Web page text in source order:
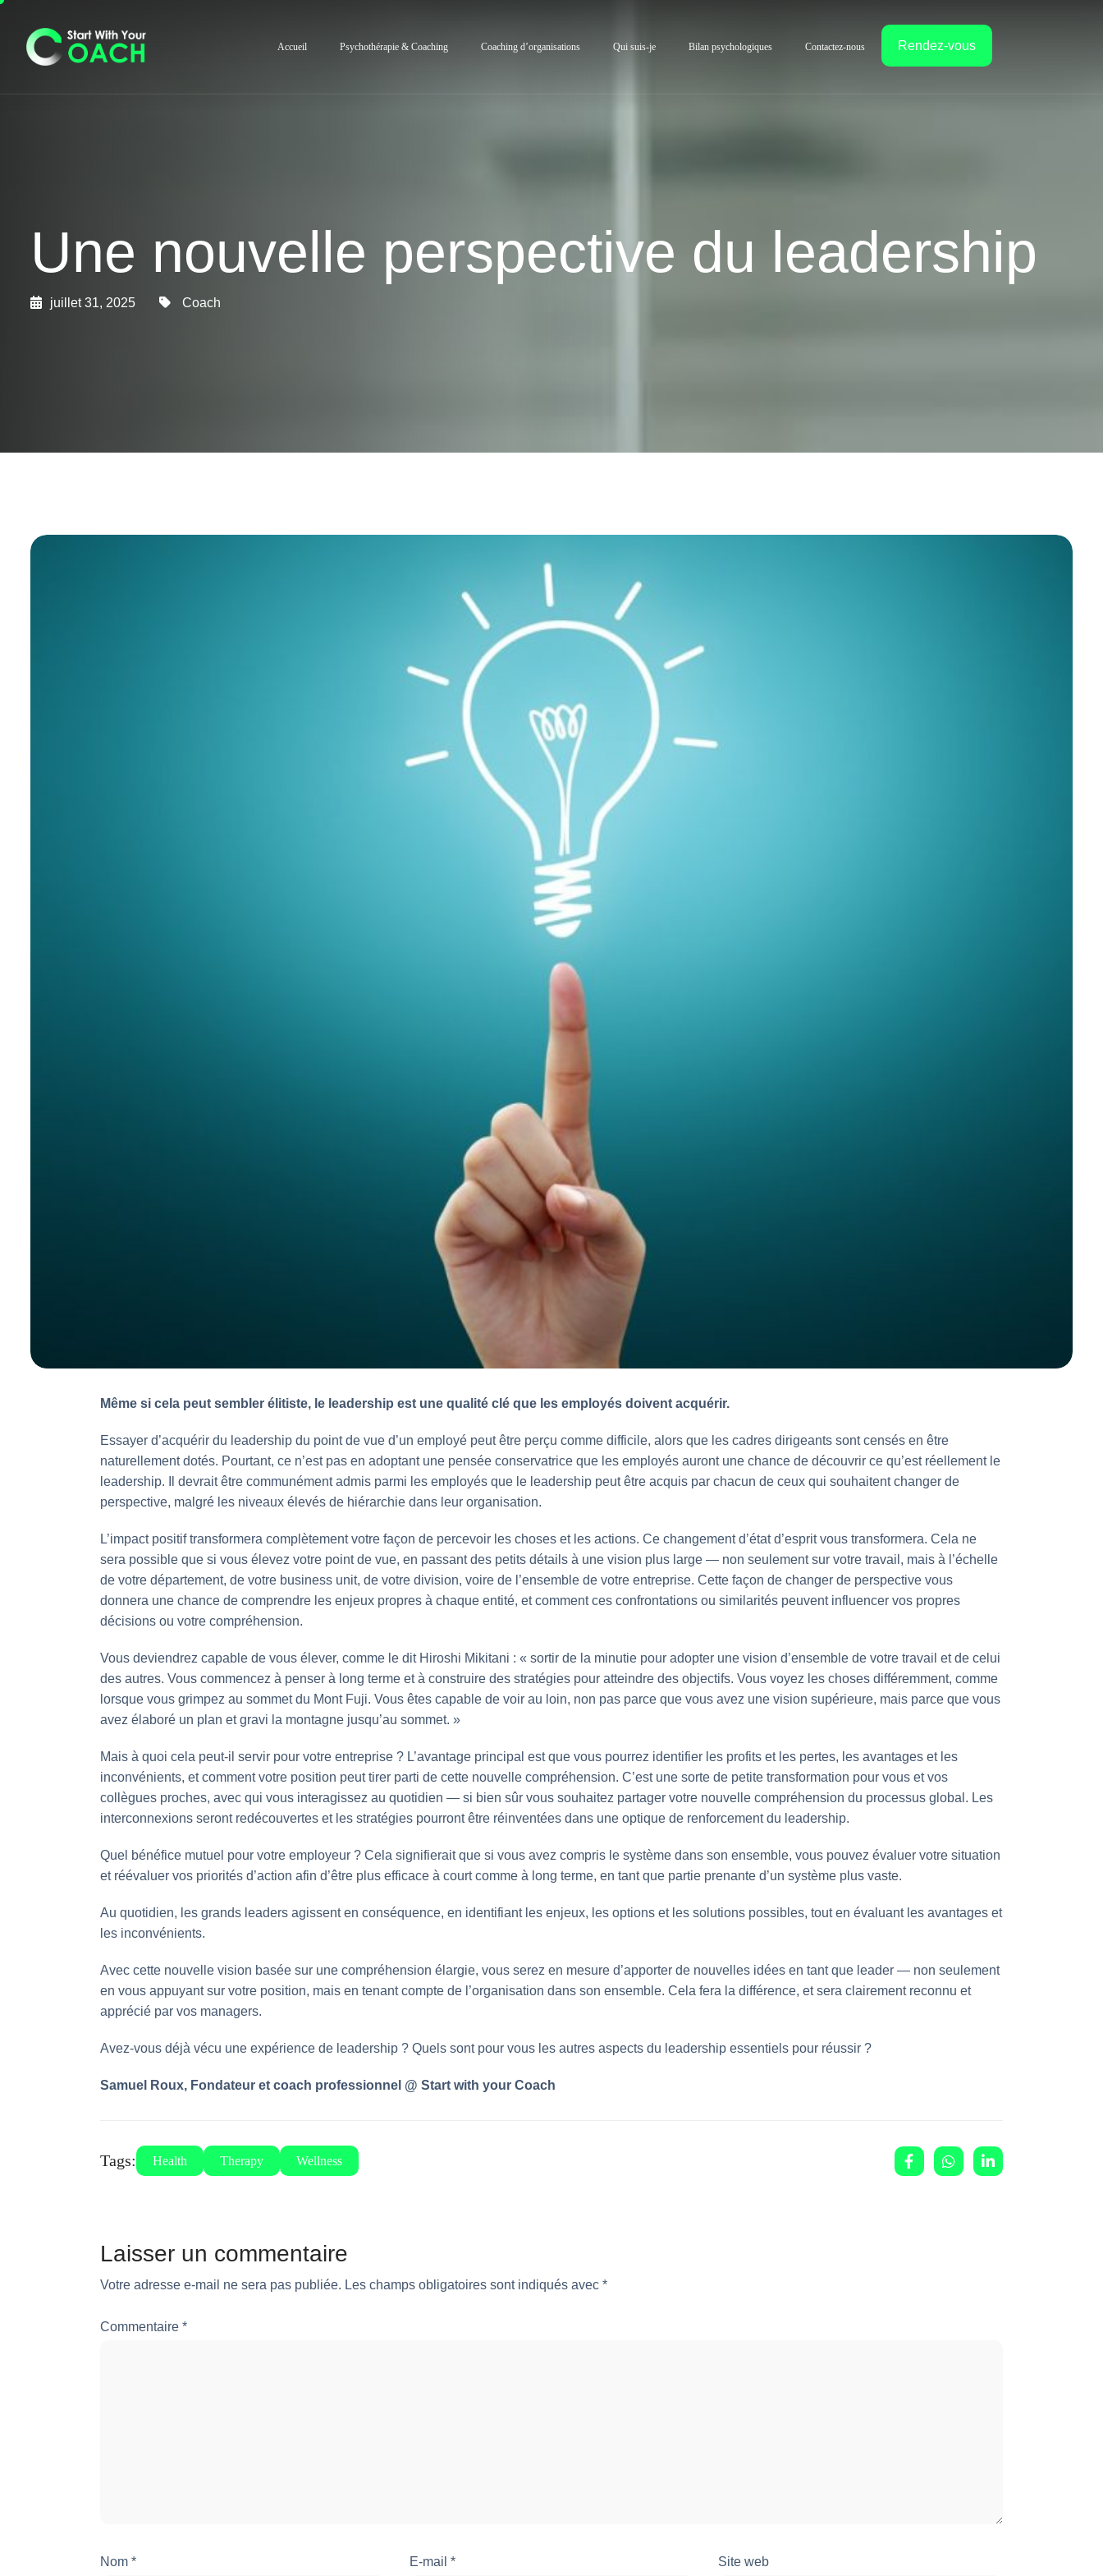
Accueil Psychothérapie & Coaching Coaching d’organisations Qui suis-je Bilan psychologiques Contactez-nous Rendez-vous
Une nouvelle perspective du leadership
juillet 31, 2025 Coach
Même si cela peut sembler élitiste, le leadership est une qualité clé que les employés doivent acquérir.
Essayer d’acquérir du leadership du point de vue d’un employé peut être perçu comme difficile, alors que les cadres dirigeants sont censés en être
naturellement dotés. Pourtant, ce n’est pas en adoptant une pensée conservatrice que les employés auront une chance de découvrir ce qu’est réellement le
leadership. Il devrait être communément admis parmi les employés que le leadership peut être acquis par chacun de ceux qui souhaitent changer de
perspective, malgré les niveaux élevés de hiérarchie dans leur organisation.
L’impact positif transformera complètement votre façon de percevoir les choses et les actions. Ce changement d’état d’esprit vous transformera. Cela ne
sera possible que si vous élevez votre point de vue, en passant des petits détails à une vision plus large — non seulement sur votre travail, mais à l’échelle
de votre département, de votre business unit, de votre division, voire de l’ensemble de votre entreprise. Cette façon de changer de perspective vous
donnera une chance de comprendre les enjeux propres à chaque entité, et comment ces confrontations ou similarités peuvent influencer vos propres
décisions ou votre compréhension.
Vous deviendrez capable de vous élever, comme le dit Hiroshi Mikitani : « sortir de la minutie pour adopter une vision d’ensemble de votre travail et de celui
des autres. Vous commencez à penser à long terme et à construire des stratégies pour atteindre des objectifs. Vous voyez les choses différemment, comme
lorsque vous grimpez au sommet du Mont Fuji. Vous êtes capable de voir au loin, non pas parce que vous avez une vision supérieure, mais parce que vous
avez élaboré un plan et gravi la montagne jusqu’au sommet. »
Mais à quoi cela peut-il servir pour votre entreprise ? L’avantage principal est que vous pourrez identifier les profits et les pertes, les avantages et les
inconvénients, et comment votre position peut tirer parti de cette nouvelle compréhension. C’est une sorte de petite transformation pour vous et vos
collègues proches, avec qui vous interagissez au quotidien — si bien sûr vous souhaitez partager votre nouvelle compréhension du processus global. Les
interconnexions seront redécouvertes et les stratégies pourront être réinventées dans une optique de renforcement du leadership.
Quel bénéfice mutuel pour votre employeur ? Cela signifierait que si vous avez compris le système dans son ensemble, vous pouvez évaluer votre situation
et réévaluer vos priorités d’action afin d’être plus efficace à court comme à long terme, en tant que partie prenante d’un système plus vaste.
Au quotidien, les grands leaders agissent en conséquence, en identifiant les enjeux, les options et les solutions possibles, tout en évaluant les avantages et
les inconvénients.
Avec cette nouvelle vision basée sur une compréhension élargie, vous serez en mesure d’apporter de nouvelles idées en tant que leader — non seulement
en vous appuyant sur votre position, mais en tenant compte de l’organisation dans son ensemble. Cela fera la différence, et sera clairement reconnu et
apprécié par vos managers.
Avez-vous déjà vécu une expérience de leadership ? Quels sont pour vous les autres aspects du leadership essentiels pour réussir ?
Samuel Roux, Fondateur et coach professionnel @ Start with your Coach
Tags: Health Therapy Wellness
Laisser un commentaire
Votre adresse e-mail ne sera pas publiée. Les champs obligatoires sont indiqués avec *
Commentaire *
Nom * E-mail * Site web